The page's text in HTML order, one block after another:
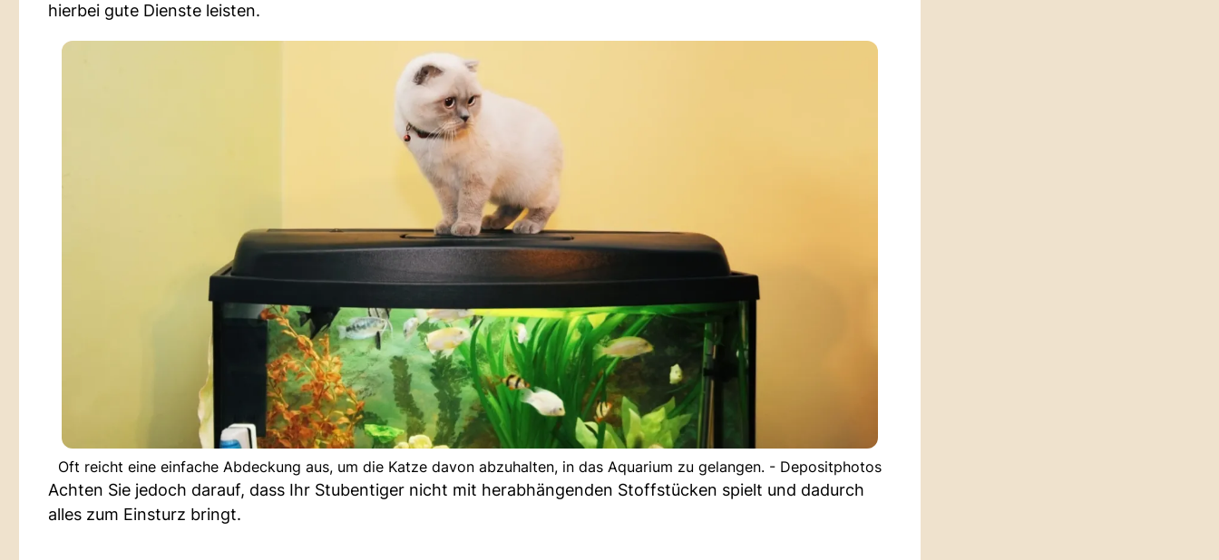
hierbei gute Dienste leisten.
Oft reicht eine einfache Abdeckung aus, um die Katze davon abzuhalten, in das Aquarium zu gelangen. - Depositphotos
Achten Sie jedoch darauf, dass Ihr Stubentiger nicht mit herabhängenden Stoffstücken spielt und dadurch
alles zum Einsturz bringt.